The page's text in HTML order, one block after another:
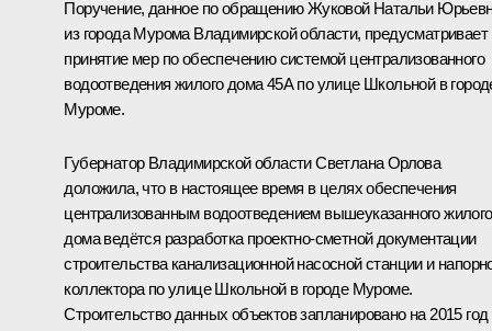
Поручение, данное по обращению Жуковой Натальи
из города Мурома Владимирской области, предусматривает
принятие мер по обеспечению системой централизованного
водоотведения жилого дома 45А по улице Школьной в
Муроме.
Губернатор Владимирской области Светлана Орлова
доложила, что в настоящее время в целях обеспечения
централизованным водоотведением вышеуказанного жилого
дома ведётся разработка проектно-сметной документации
строительства канализационной насосной станции и
коллектора по улице Школьной в городе Муроме.
Строительство данных объектов запланировано на 2015 год